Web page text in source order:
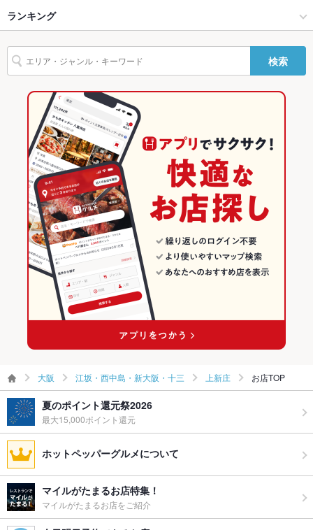
駐車場
その他設備 各種宴会コースをご用意しております
その他
飲み放題 あり
食べ放題 あり
カクテル充実
お子様連れ お子様連れ歓迎 ：ご家族でのご来店もお待ちしております
ウェディン
グパーティ
ー二次会
お気軽にお問合わせください
江坂・西中島・新大阪・十三 × 焼肉・ホルモン
江坂・西中島・新大阪・十三 × 焼肉
江坂・西中島・新大阪・十三 × ホルモン
上新庄駅 × 焼肉・ホルモン
上新庄駅 × 焼肉
上新庄駅 × ホルモン
上新庄 × 焼肉
上新庄 × ホルモン
大阪
大阪 × 焼肉・ホルモン
大阪 × 焼肉
大阪 × ホルモン
だいどう豊里駅
からあげ
レバー 鶏皮 ステーキ 麻婆豆腐 デザート
ランキング
大阪のグルメランキング
大阪の焼肉・ホルモンランキング
江坂・西中島・新大阪・十三のグルメランキング
江坂・西中島・新大阪・十三の焼肉・ホルモンランキング
上新庄のグルメランキング
上新庄の焼肉・ホルモンランキング
検索
大阪 江坂・西中島・新大阪・十三 上新庄 お店TOP
夏のポイント還元祭2026
最大15,000ポイント還元
ホットペッパーグルメについて
マイルがたまるお店特集！
マイルがたまるお店をご紹介